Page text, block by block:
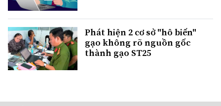
Phát hiện 2 cơ sở "hô biến"
gạo không rõ nguồn gốc
thành gạo ST25